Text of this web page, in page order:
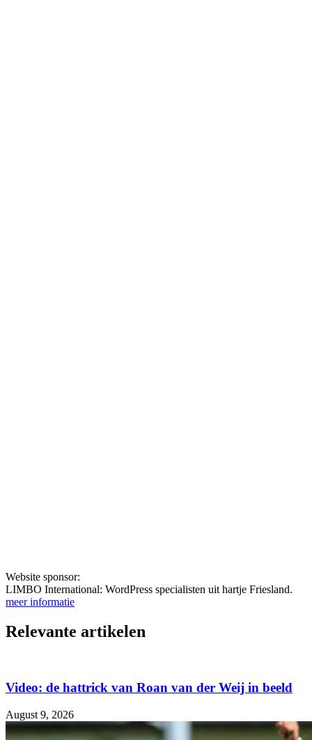
Website sponsor:
LIMBO International: WordPress specialisten uit hartje Friesland.
meer informatie
Relevante artikelen
Video: de hattrick van Roan van der Weij in beeld
August 9, 2026